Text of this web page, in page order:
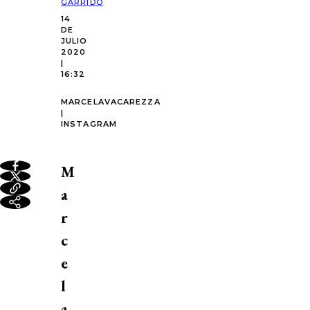
GARRIDO
14
DE
JULIO
2020
|
16:32
MARCELAVACAREZZA
|
INSTAGRAM
M
a
r
c
e
l